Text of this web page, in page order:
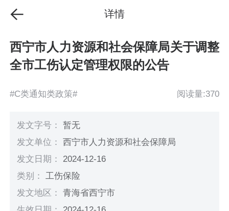
详情
西宁市人力资源和社会保障局关于调整
全市工伤认定管理权限的公告
#C类通知类政策# 阅读量:370
发文字号：暂无
发文单位：西宁市人力资源和社会保障局
发文日期： 2024-12-16
类别：工伤保险
发文地区：青海省西宁市